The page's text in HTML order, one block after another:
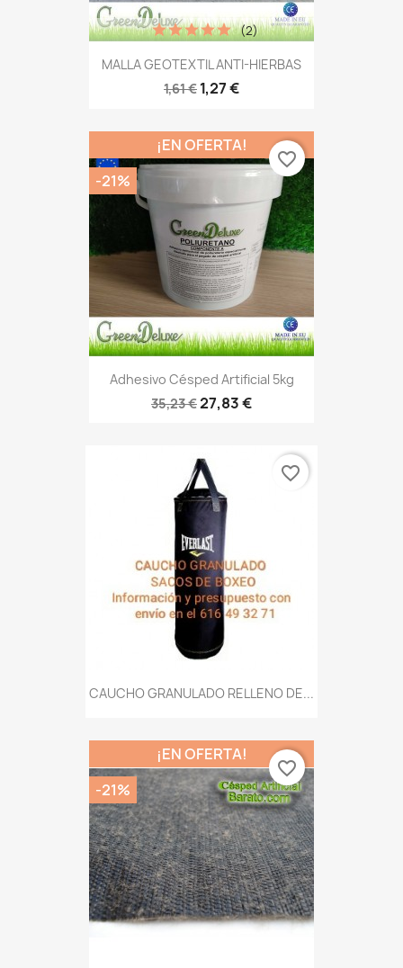
MALLA GEOTEXTIL ANTI-HIERBAS
1,61 € 1,27 €
(2)
Adhesivo Césped Artificial 5kg
35,23 €27,83 €
¡EN OFERTA!
-21%
favorite_border
CAUCHO GRANULADO RELLENO DE...
favorite_border
¡EN OFERTA!
-21%
favorite_border